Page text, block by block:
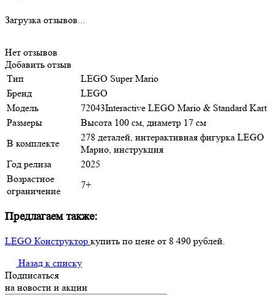
Загрузка отзывов...
Нет отзывов
Добавить отзыв
Тип
LEGO Super Mario
Бренд
LEGO
Модель
72043Interactive LEGO Mario & Standard Kart
Размеры
Высота 100 см, диаметр 17 см
В комплекте
278 деталей, интерактивная фигурка LEGO
Марио, инструкция
Год релиза
2025
Возрастное
ограничение
7+
Предлагаем также:
LEGO Конструктор купить по цене от 8 490 рублей.
Назад к списку
Подписаться
на новости и акции